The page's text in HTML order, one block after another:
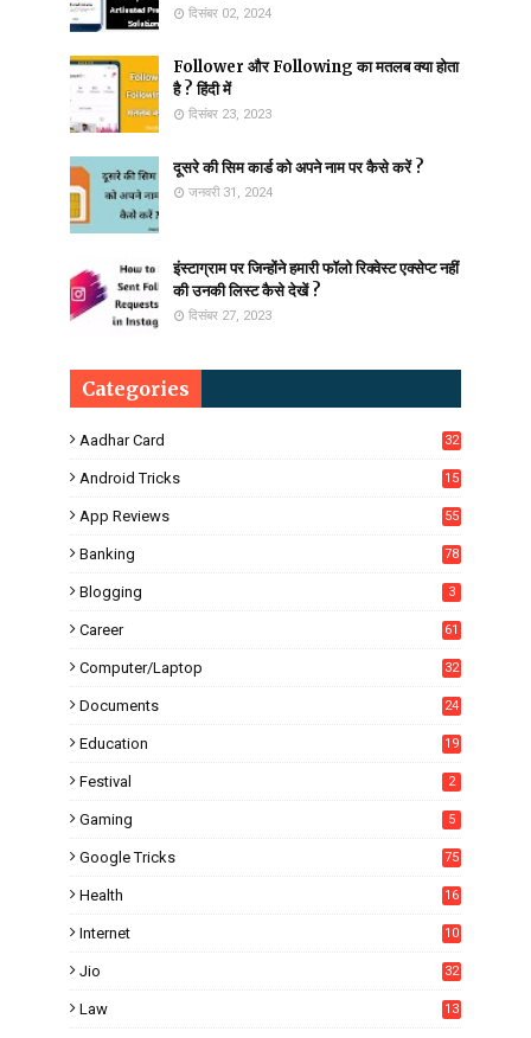
दिसंबर 02, 2024
Follower और Following का मतलब क्या होता
है ? हिंदी में
दिसंबर 23, 2023
दूसरे की सिम कार्ड को अपने नाम पर कैसे करें ?
जनवरी 31, 2024
इंस्टाग्राम पर जिन्होंने हमारी फॉलो रिक्वेस्ट एक्सेप्ट नहीं
की उनकी लिस्ट कैसे देखें ?
दिसंबर 27, 2023
Categories
Aadhar Card 32
Android Tricks
15
App Reviews 55
Banking 78
Blogging 3
Career 61
Computer/Laptop 32
Documents 24
Education
19
Festival 2
Gaming 5
Google Tricks 75
Health 16
Internet
10
Jio 32
Law 13